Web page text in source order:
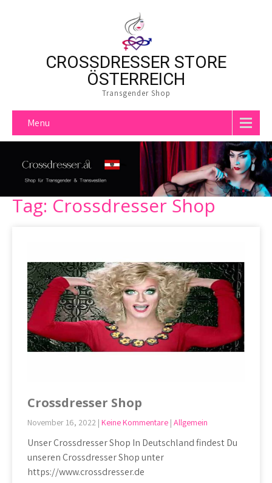
CROSSDRESSER STORE
ÖSTERREICH
Transgender Shop
Menu
Tag: Crossdresser Shop
Crossdresser Shop
November 16, 2022 | Keine Kommentare | Allgemein
Unser Crossdresser Shop In Deutschland findest Du
unseren Crossdresser Shop unter
https://www.crossdresser.de